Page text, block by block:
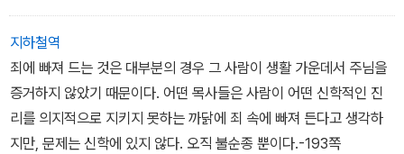
지하철역
죄에 빠져 드는 것은 대부분의 경우 그 사람이 생활 가운데서 주님을
증거하지 않았기 때문이다. 어떤 목사들은 사람이 어떤 신학적인 진
리를 의지적으로 지키지 못하는 까닭에 죄 속에 빠져 든다고 생각하
지만, 문제는 신학에 있지 않다. 오직 불순종 뿐이다.-193쪽